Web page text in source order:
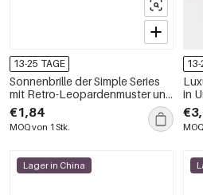
13-25 TAGE
Sonnenbrille der Simple Series
mit Retro-Leopardenmuster und
Farbverlauf
€1,84
MOQ von 1 Stk.
in
Lager in China